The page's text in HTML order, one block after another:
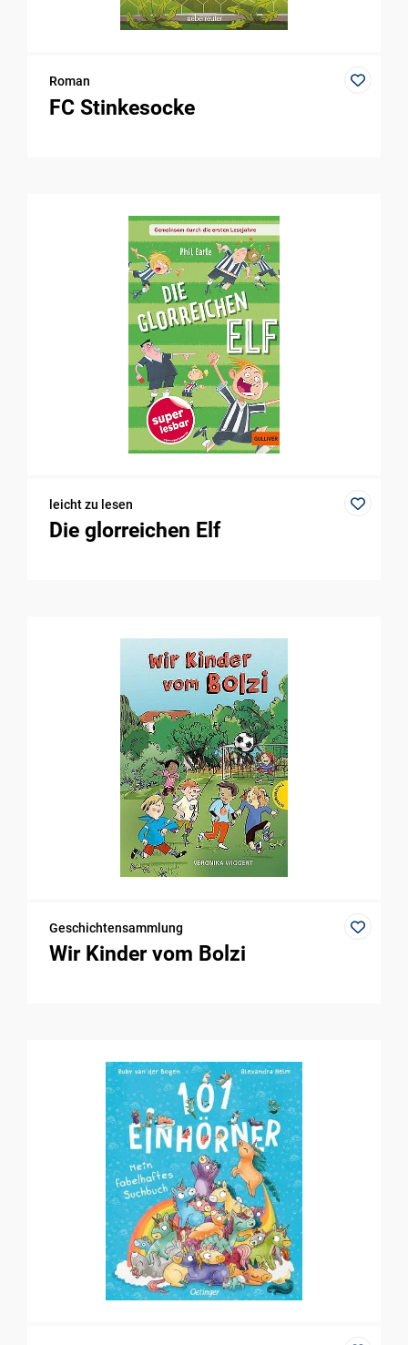
Roman
FC Stinkesocke
leicht zu lesen
Die glorreichen Elf
Geschichtensammlung
Wir Kinder vom Bolzi